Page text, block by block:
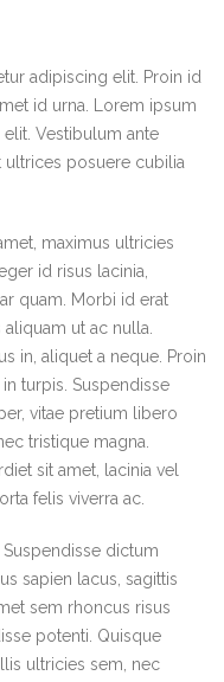
adipiscing elit. Proin id
id urna. Lorem ipsum
Vestibulum ante
posuere cubilia
maximus ultricies
id risus lacinia,
quam. Morbi id erat
ut ac nulla.
in, aliquet a neque. Proin
turpis. Suspendisse
vitae pretium libero
tristique magna.
sit amet, lacinia vel
felis viverra ac.
dictum
sapien lacus, sagittis
sem rhoncus risus
potenti. Quisque
ultricies sem, nec